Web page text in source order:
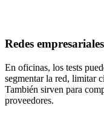
Redes empresariales
En oficinas, los tests
segmentar la red, limitar
También sirven para
proveedores.